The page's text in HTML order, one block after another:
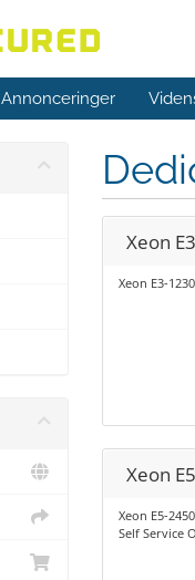
Annonceringer
Xeon
Xeon E3-
Xeon
Xeon E5-
Self Service